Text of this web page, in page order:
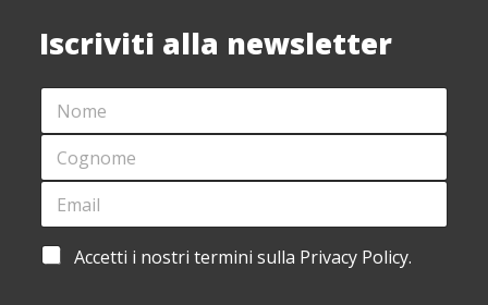
Iscriviti alla newsletter
*
N
M
N
M
*
C
G
O
E
E
A
I
L
A
Accetti i nostri termini sulla Privacy Policy.